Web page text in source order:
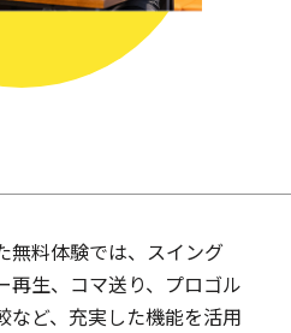
無料体験では、スイング
再生、コマ送り、プロゴル
など、充実した機能を活用